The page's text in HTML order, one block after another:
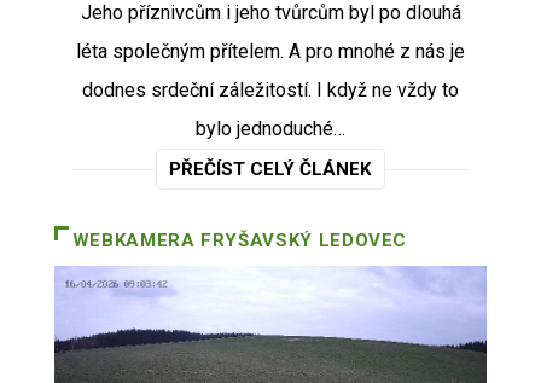
Jeho příznivcům i jeho tvůrcům byl po dlouhá
léta společným přítelem. A pro mnohé z nás je
dodnes srdeční záležitostí. I když ne vždy to
bylo jednoduché…
PŘEČÍST CELÝ ČLÁNEK
WEBKAMERA FRYŠAVSKÝ LEDOVEC